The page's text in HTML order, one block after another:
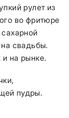
рулет из
во фритюре
свадьбы.
на рынке.
пудры.